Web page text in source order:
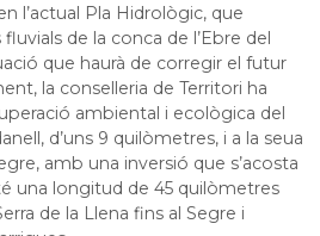
l’actual Pla Hidrològic, que
de la conca de l’Ebre del
que haurà de corregir el futur
la conselleria de Territori ha
ambiental i ecològica del
d’uns 9 quilòmetres, i a la seua
amb una inversió que s’acosta
una longitud de 45 quilòmetres
de la Llena fins al Segre i